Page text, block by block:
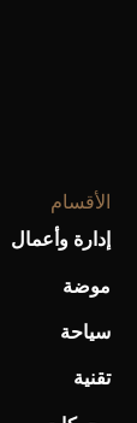
الأقسام
إدارة وأعمال
موضة
سياحة
تقنية